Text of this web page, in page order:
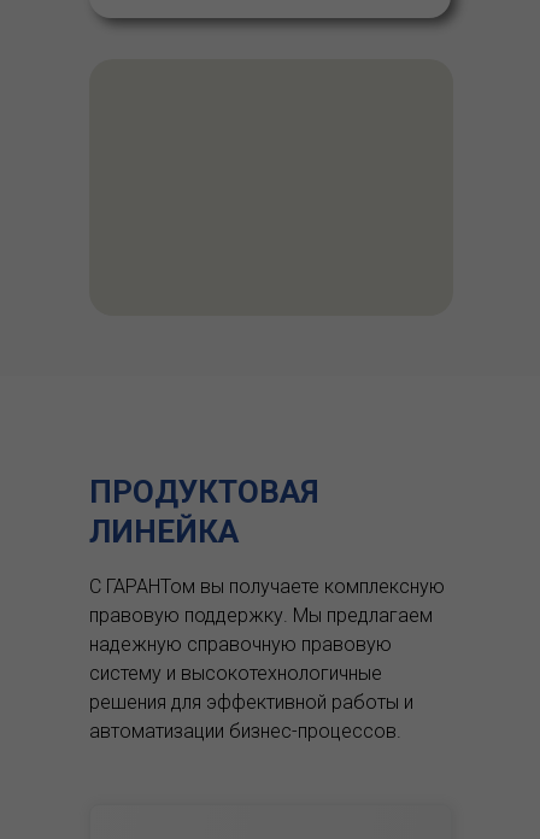
ПРОДУКТОВАЯ
ЛИНЕЙКА
С ГАРАНТом вы получаете комплексную
правовую поддержку. Мы предлагаем
надежную справочную правовую
систему и высокотехнологичные
решения для эффективной работы и
автоматизации бизнес-процессов.